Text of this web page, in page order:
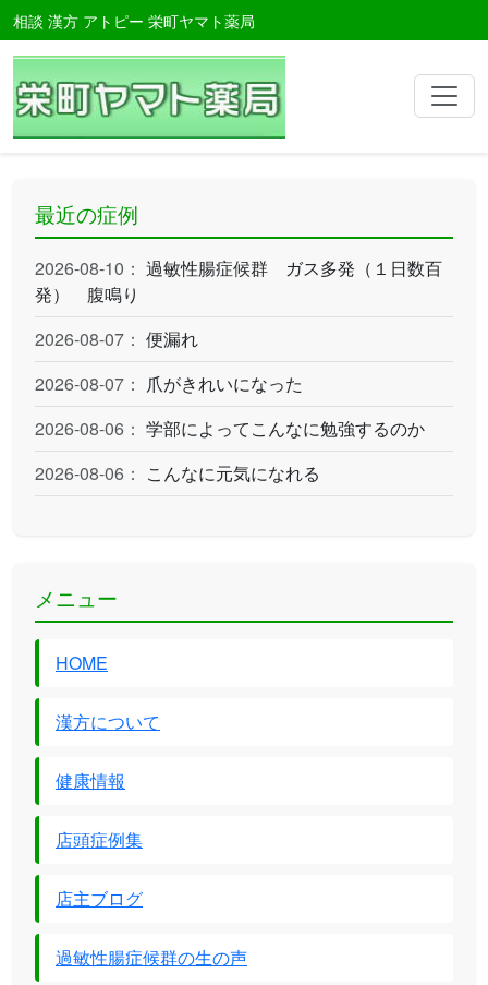
相談 漢方 アトピー 栄町ヤマト薬局
最近の症例
2026-08-10： 過敏性腸症候群 ガス多発（１日数百
発） 腹鳴り
2026-08-07： 便漏れ
2026-08-07： 爪がきれいになった
2026-08-06： 学部によってこんなに勉強するのか
2026-08-06： こんなに元気になれる
メニュー
HOME
漢方について
健康情報
店頭症例集
店主ブログ
過敏性腸症候群の生の声